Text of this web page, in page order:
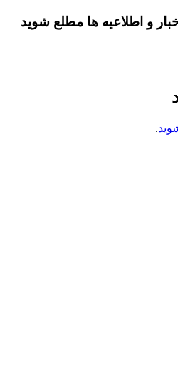
و اطلاعیه ها مطلع شوید
.